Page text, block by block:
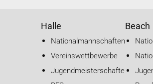
Halle
Nationalmannschaften
Vereinswettbewerbe
Jugendmeisterschaften
Beach